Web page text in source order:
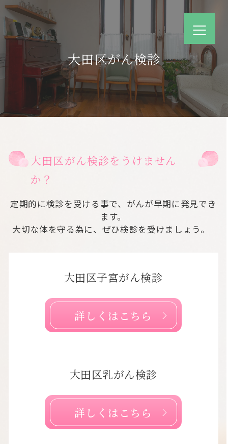
大田区がん検診
大田区がん検診をうけません
か？
定期的に検診を受ける事で、がんが早期に発見でき
ます。
大切な体を守る為に、ぜひ検診を受けましょう。
大田区子宮がん検診
詳しくはこちら
大田区乳がん検診
詳しくはこちら